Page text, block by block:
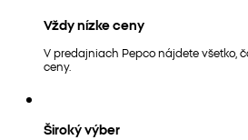
Vždy nízke ceny
V predajniach Pepco nájdete všetko,
ceny.
Široký výber